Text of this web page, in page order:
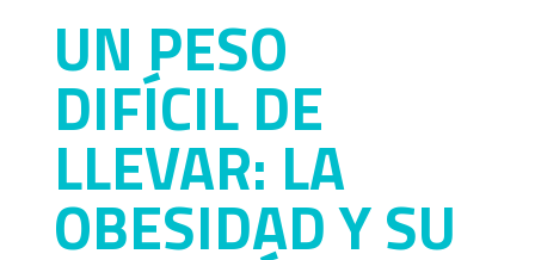
UN PESO
DIFÍCIL DE
LLEVAR: LA
OBESIDAD Y SU